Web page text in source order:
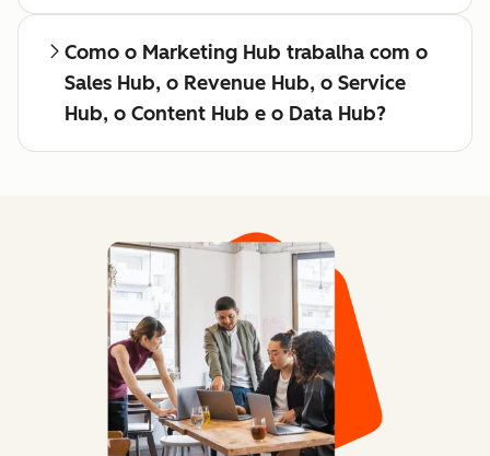
Como o Marketing Hub trabalha com o
Sales Hub, o Revenue Hub, o Service
Hub, o Content Hub e o Data Hub?